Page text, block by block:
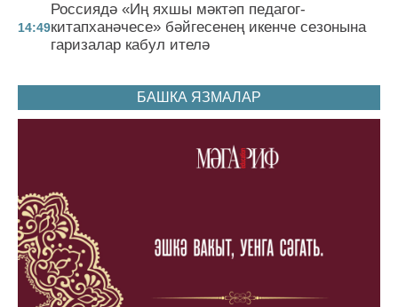
14:49
Россиядә «Иң яхшы мәктәп педагог-
китапханәчесе» бәйгесенең икенче сезонына
гаризалар кабул ителә
БАШКА ЯЗМАЛАР